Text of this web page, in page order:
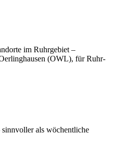
im Ruhrgebiet –
(OWL), für Ruhr-
als wöchentliche